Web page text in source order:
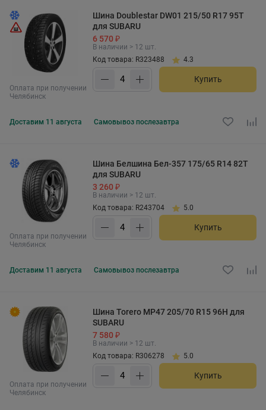
Оплата при получении
Челябинск
Шина Doublestar DW01 215/50 R17 95T
для SUBARU
6 570 ₽
В наличии > 12 шт.
Код товара: R323488
4.3
Купить
Доставим 11 августа Самовывоз послезавтра
Оплата при получении
Челябинск
Шина Белшина Бел-357 175/65 R14 82T
для SUBARU
3 260 ₽
В наличии > 12 шт.
Код товара: R243704
5.0
Купить
Доставим 11 августа Самовывоз послезавтра
Оплата при получении
Челябинск
Шина Torero MP47 205/70 R15 96H для
SUBARU
7 580 ₽
В наличии > 12 шт.
Код товара: R306278
5.0
Купить